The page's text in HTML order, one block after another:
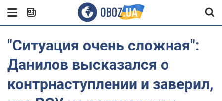
"Ситуация очень сложная":
Данилов высказался о
контрнаступлении и заверил,